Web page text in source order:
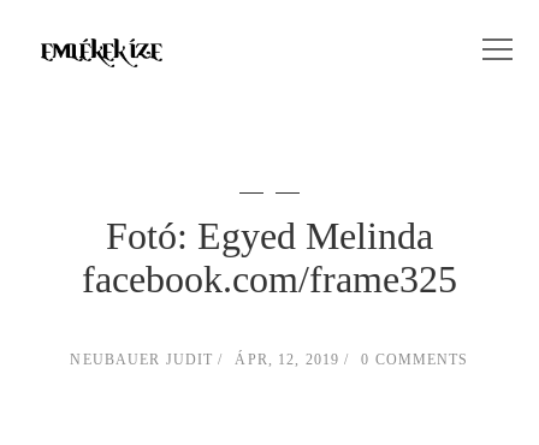
Fotó: Egyed Melinda
facebook.com/frame325
NEUBAUER JUDIT ÁPR, 12, 2019 0 COMMENTS